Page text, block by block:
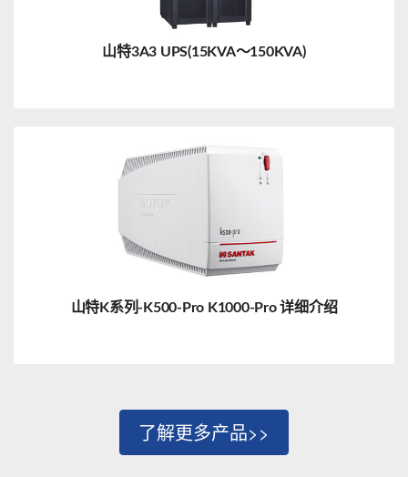
山特3A3 UPS(15KVA～150KVA)
山特K系列-K500-Pro K1000-Pro 详细介绍
了解更多产品>>